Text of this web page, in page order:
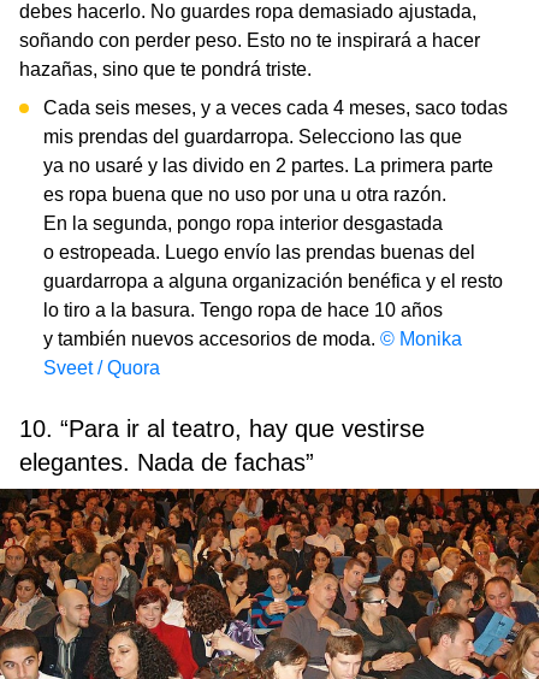
debes hacerlo. No guardes ropa demasiado ajustada,
soñando con perder peso. Esto no te inspirará a hacer
hazañas, sino que te pondrá triste.
Cada seis meses, y a veces cada 4 meses, saco todas
mis prendas del guardarropa. Selecciono las que
ya no usaré y las divido en 2 partes. La primera parte
es ropa buena que no uso por una u otra razón.
En la segunda, pongo ropa interior desgastada
o estropeada. Luego envío las prendas buenas del
guardarropa a alguna organización benéfica y el resto
lo tiro a la basura. Tengo ropa de hace 10 años
y también nuevos accesorios de moda. © Monika
Sveet / Quora
10. “Para ir al teatro, hay que vestirse
elegantes. Nada de fachas”